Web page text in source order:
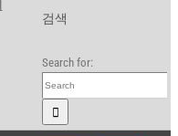
검색
Search for: